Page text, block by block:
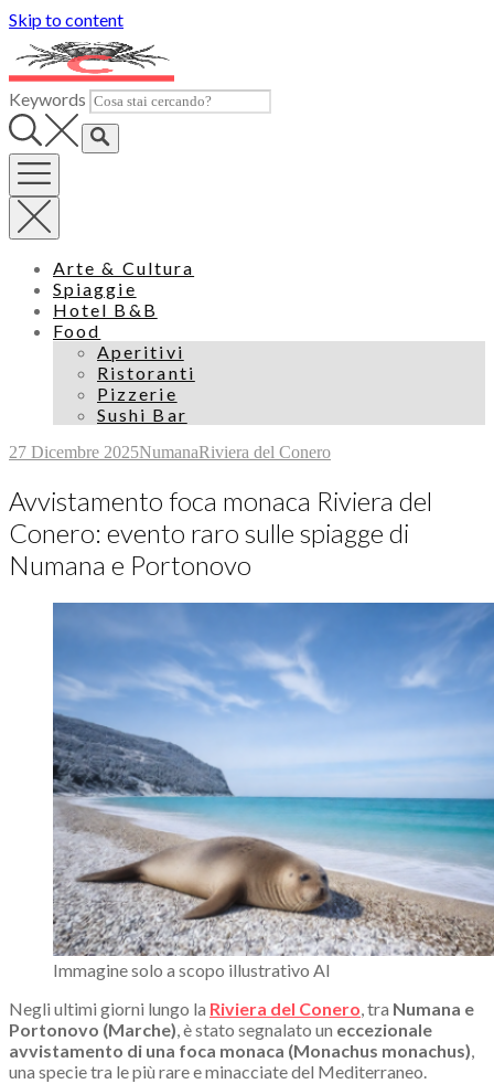
Skip to content
Keywords
Arte & Cultura
Spiaggie
Hotel B&B
Food
Aperitivi
Ristoranti
Pizzerie
Sushi Bar
27 Dicembre 2025NumanaRiviera del Conero
Avvistamento foca monaca Riviera del
Conero: evento raro sulle spiagge di
Numana e Portonovo
Immagine solo a scopo illustrativo AI
Negli ultimi giorni lungo la Riviera del Conero, tra Numana e
Portonovo (Marche), è stato segnalato un eccezionale
avvistamento di una foca monaca (Monachus monachus),
una specie tra le più rare e minacciate del Mediterraneo.